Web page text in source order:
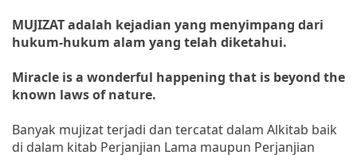
MUJIZAT adalah kejadian yang menyimpang dari
hukum-hukum alam yang telah diketahui.
Miracle is a wonderful happening that is beyond the
known laws of nature.
Banyak mujizat terjadi dan tercatat dalam Alkitab baik
di dalam kitab Perjanjian Lama maupun Perjanjian